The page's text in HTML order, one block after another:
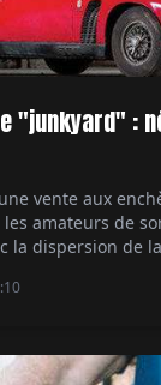
"junkyard" :
vente aux
les amateurs de
la dispersion de